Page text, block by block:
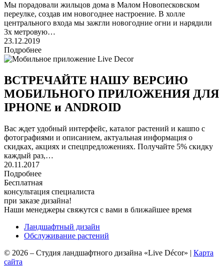
Мы порадовали жильцов дома в Малом Новопесковском
переулке, создав им новогоднее настроение. В холле
центрального входа мы зажгли новогодние огни и нарядили
3х метровую…
23.12.2019
Подробнее
ВСТРЕЧАЙТЕ НАШУ ВЕРСИЮ
МОБИЛЬНОГО ПРИЛОЖЕНИЯ ДЛЯ
IPHONE и ANDROID
Вас ждет удобный интерфейс, каталог растений и кашпо с
фотографиями и описанием, актуальная информация о
скидках, акциях и спецпредложениях. Получайте 5% скидку
каждый раз,…
20.11.2017
Подробнее
Бесплатная
консультация специалиста
при заказе дизайна!
Наши менеджеры свяжутся с вами в ближайшее время
Ландшафтный дизайн
Обслуживание растений
© 2026 – Студия ландшафтного дизайна «Live Décor» | Карта
сайта